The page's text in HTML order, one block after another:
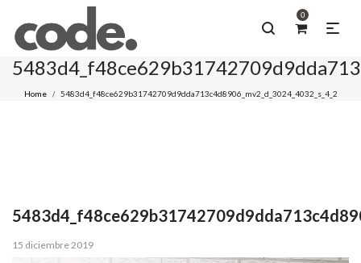
0
Home / 5483d4_f48ce629b31742709d9dda713c4d8906_mv2_d_3024_4032_s_4_2
Posted
15 diciembre 2019